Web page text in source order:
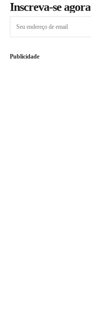
Inscreva-se agora
Publicidade